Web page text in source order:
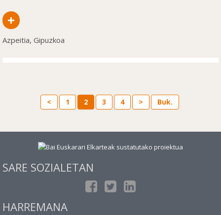
+
Azpeitia, Gipuzkoa
< 1 2 3 4 > Buk.
SARE SOZIALETAN
HARREMANA